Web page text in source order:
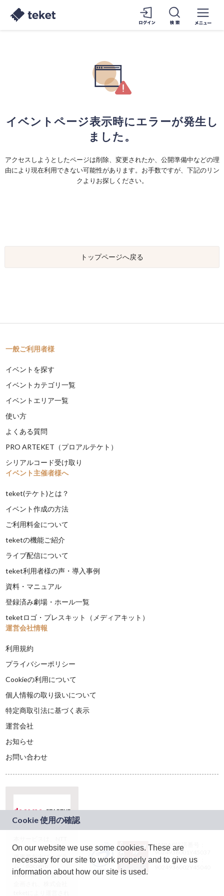
イベントページ表示時にエラーが発生し
ました。
アクセスしようとしたページは削除、変更されたか、公開準備中などの理
由により現在利用できない可能性があります。お手数ですが、下記のリン
クよりお探しください。
トップページへ戻る
一般ご利用者様
イベントを探す
イベントカテゴリ一覧
イベントエリア一覧
使い方
よくある質問
PRO ARTEKET（プロアルテケト）
シリアルコード受け取り
イベント主催者様へ
teket(テケト)とは？
イベント作成の方法
ご利用料金について
teketの機能ご紹介
ライブ配信について
teket利用者様の声・導入事例
資料・マニュアル
登録済み劇場・ホール一覧
teketロゴ・プレスキット（メディアキット）
運営会社情報
利用規約
プライバシーポリシー
Cookieの利用について
個人情報の取り扱いについて
特定商取引法に基づく表示
運営会社
お知らせ
お問い合わせ
ドコモグループの新
規事業創出プログラ
ム「docomo
STARTUP」を通じて
JASRAC許諾番号：
9024936001Y45037
JASRAC許諾番号：
On our website we use some cookies. These are
necessary for our site to work properly and to give us
information about how our site is used.